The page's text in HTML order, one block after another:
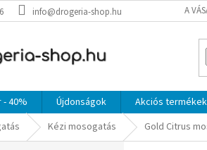
info@drogeria-shop.hu A
- 40% Újdonságok Akciós termékek
Kézi mosogatás Gold Citrus